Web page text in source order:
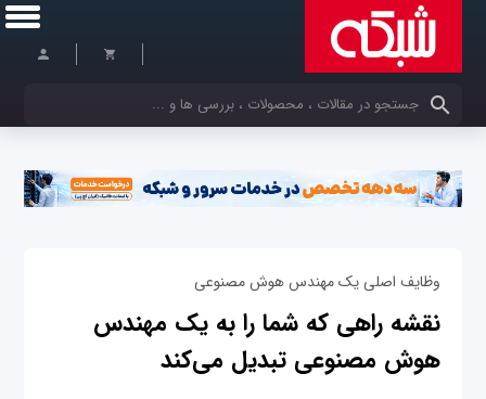
کلمات کلیدی خود را وارد کنید
وظایف اصلی یک مهندس هوش مصنوعی
نقشه راهی که شما را به یک مهندس
هوش مصنوعی تبدیل می‌کند